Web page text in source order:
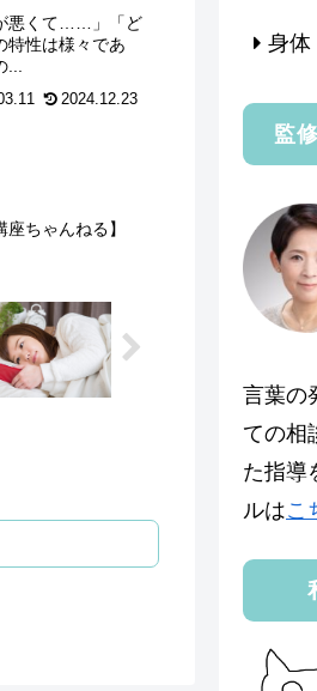
悪くて……」「ど
特性は様々であ
2024.12.23
ちゃんねる】
身体
監
言葉の
ての相
た指導
ルはこ